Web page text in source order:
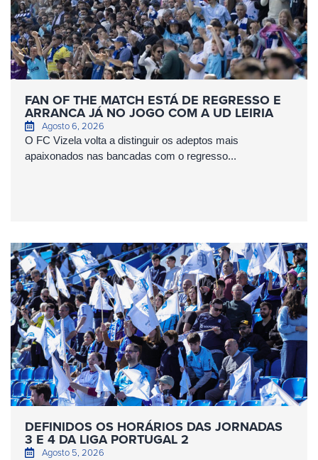
FAN OF THE MATCH ESTÁ DE REGRESSO E
ARRANCA JÁ NO JOGO COM A UD LEIRIA
Agosto 6, 2026
O FC Vizela volta a distinguir os adeptos mais
apaixonados nas bancadas com o regresso...
DEFINIDOS OS HORÁRIOS DAS JORNADAS
3 E 4 DA LIGA PORTUGAL 2
Agosto 5, 2026